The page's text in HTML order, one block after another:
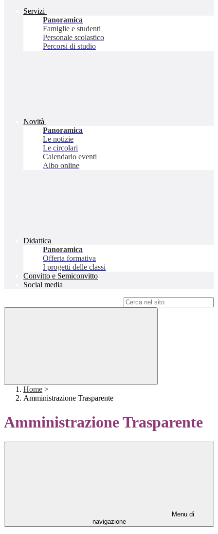
Servizi
Panoramica
Famiglie e studenti
Personale scolastico
Percorsi di studio
Novità
Panoramica
Le notizie
Le circolari
Calendario eventi
Albo online
Didattica
Panoramica
Offerta formativa
I progetti delle classi
Convitto e Semiconvitto
Social media
Home >
Amministrazione Trasparente
Amministrazione Trasparente
Menu di
navigazione